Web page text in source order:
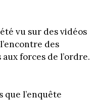
vu sur des vidéos
des
forces de l’ordre.
que l’enquête